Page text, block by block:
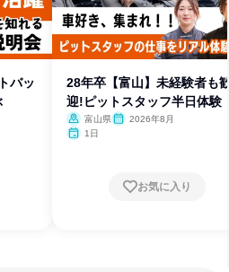
バッ
28年卒【富山】未経験者も
迎!ピットスタッフ半日体験
富山県
2026年8月
1日
お気に入り